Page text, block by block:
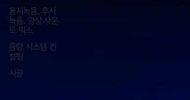
동시녹음, 후시
녹음, 영상 사운
드 믹스
음향 시스템 컨
설팅
시공